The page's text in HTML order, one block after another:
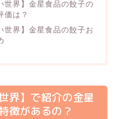
世界】金星食品の餃子の
価は？
世界】金星食品の餃子お
界】で紹介の金星
徴があるの？